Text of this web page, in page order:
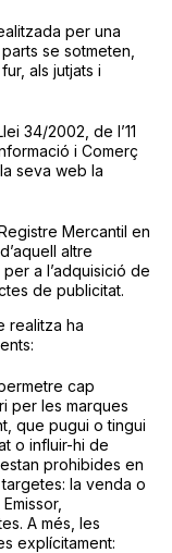
per una
se sotmeten,
als jutjats i
34/2002, de l’11
i Comerç
seva web la
Mercantil en
altre
a l’adquisició de
de publicitat.
realitza ha
cap
per les marques
que pugui o tingui
o influir-hi de
prohibides en
la venda o
A més, les
explícitament: